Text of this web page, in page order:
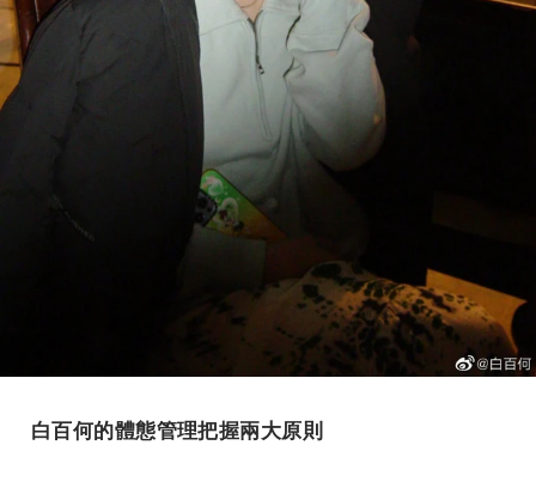
白百何的體態管理把握兩大原則